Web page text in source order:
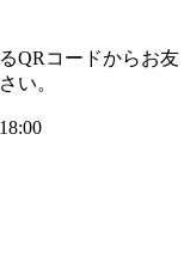
QRコードからお友
い。